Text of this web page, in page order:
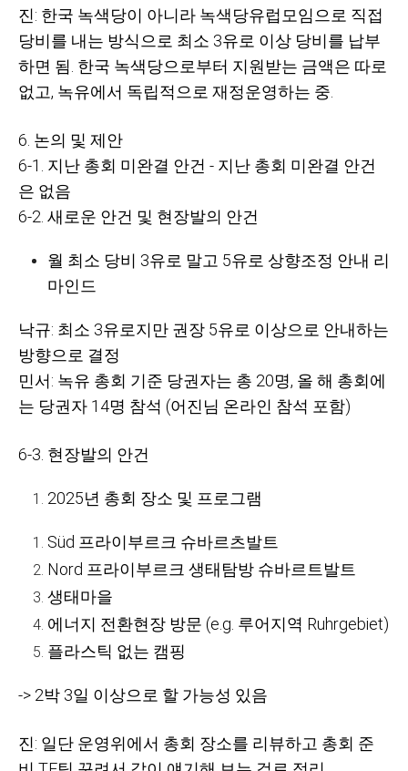
진: 한국 녹색당이 아니라 녹색당유럽모임으로 직접
당비를 내는 방식으로 최소 3유로 이상 당비를 납부
하면 됨. 한국 녹색당으로부터 지원받는 금액은 따로
없고, 녹유에서 독립적으로 재정운영하는 중.
6. 논의 및 제안
6-1. 지난 총회 미완결 안건 - 지난 총회 미완결 안건
은 없음
6-2. 새로운 안건 및 현장발의 안건
월 최소 당비 3유로 말고 5유로 상향조정 안내 리
마인드
낙규: 최소 3유로지만 권장 5유로 이상으로 안내하는
방향으로 결정
민서: 녹유 총회 기준 당권자는 총 20명, 올 해 총회에
는 당권자 14명 참석 (어진님 온라인 참석 포함)
6-3. 현장발의 안건
2025년 총회 장소 및 프로그램
Süd 프라이부르크 슈바르츠발트
Nord 프라이부르크 생태탐방 슈바르트발트
생태마을
에너지 전환현장 방문 (e.g. 루어지역 Ruhrgebiet)
플라스틱 없는 캠핑
-> 2박 3일 이상으로 할 가능성 있음
진: 일단 운영위에서 총회 장소를 리뷰하고 총회 준